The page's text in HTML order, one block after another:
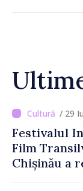
/ 29
Festivalul
Film
Chișinău a